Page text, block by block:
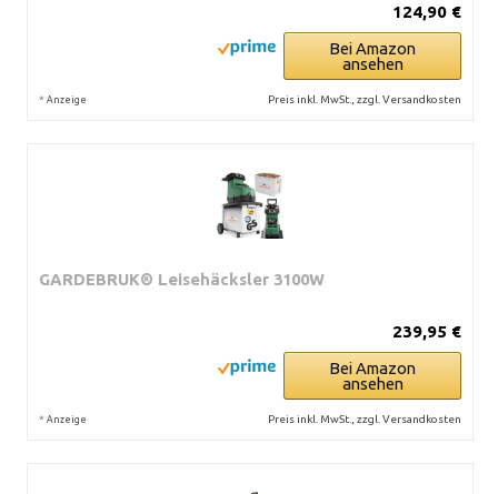
124,90 €
Bei Amazon
ansehen
* Anzeige Preis inkl. MwSt., zzgl. Versandkosten
GARDEBRUK® Leisehäcksler 3100W
239,95 €
Bei Amazon
ansehen
* Anzeige Preis inkl. MwSt., zzgl. Versandkosten